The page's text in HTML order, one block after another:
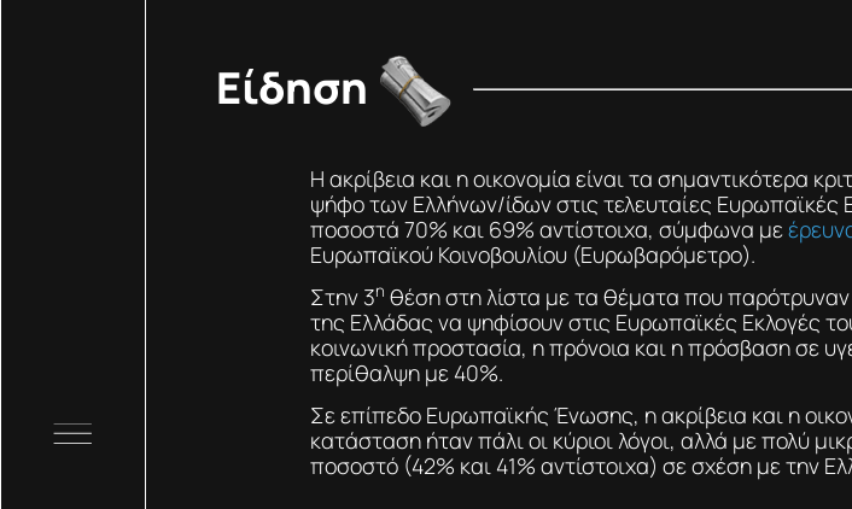
Είδηση
Η ακρίβεια και η οικονομία είναι τα σημαντικότερα
ψήφο των Ελλήνων/ίδων στις τελευταίες Ευρωπαϊκές
ποσοστά 70% και 69% αντίστοιχα, σύμφωνα με
Ευρωπαϊκού Κοινοβουλίου (Ευρωβαρόμετρο).
Στην 3η θέση στη λίστα με τα θέματα που παρότρυναν
της Ελλάδας να ψηφίσουν στις Ευρωπαϊκές Εκλογές
κοινωνική προστασία, η πρόνοια και η πρόσβαση σε
περίθαλψη με 40%.
Σε επίπεδο Ευρωπαϊκής Ένωσης, η ακρίβεια και η
κατάσταση ήταν πάλι οι κύριοι λόγοι, αλλά με πολύ
ποσοστό (42% και 41% αντίστοιχα) σε σχέση με την